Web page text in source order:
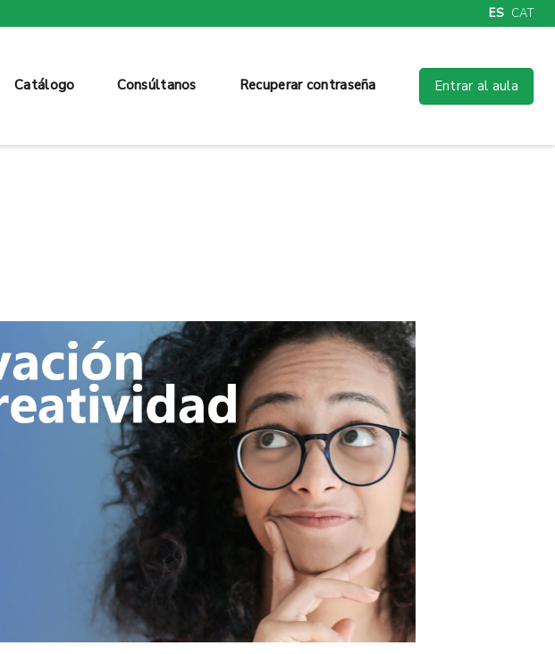
ES CAT
Catálogo Consúltanos Recuperar contraseña Entrar al aula